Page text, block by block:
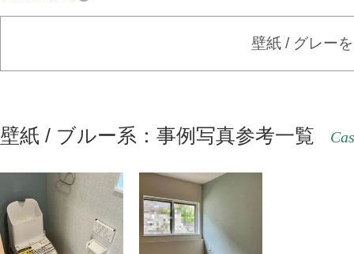
壁紙 / グレー
壁紙 / ブルー系：事例写真参考一覧